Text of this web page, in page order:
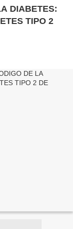
DIABETES:
TIPO 2